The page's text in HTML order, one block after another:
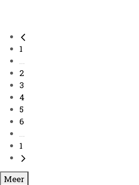
1
...
2
3
4
5
6
...
1
Meer